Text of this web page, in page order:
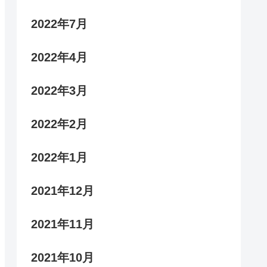
2022年7月
2022年4月
2022年3月
2022年2月
2022年1月
2021年12月
2021年11月
2021年10月